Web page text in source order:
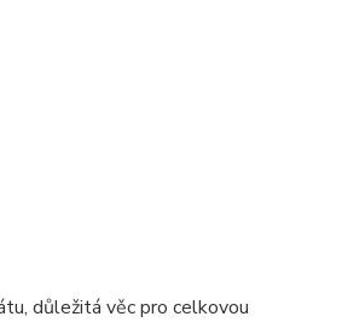
důležitá věc pro celkovou